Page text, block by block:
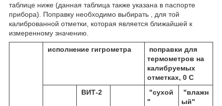
таблице ниже (данная таблица также указана в паспорте
прибора). Поправку необходимо выбирать , для той
калиброванной отметки, которая является ближайшей к
измеренному значению.
исполнение гигрометра
поправки для
термометров на
калибруемых
отметках, 0 С
ВИТ-2
"сухой
"
"влажн
ый"